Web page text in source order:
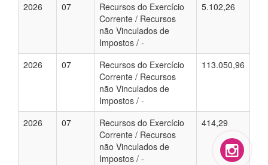
2026 07
Recursos do Exercício
Corrente / Recursos
não Vinculados de
Impostos / -
5.102,26
2026 07
Recursos do Exercício
Corrente / Recursos
não Vinculados de
Impostos / -
113.050,96
2026 07
Recursos do Exercício
Corrente / Recursos
não Vinculados de
Impostos / -
414,29